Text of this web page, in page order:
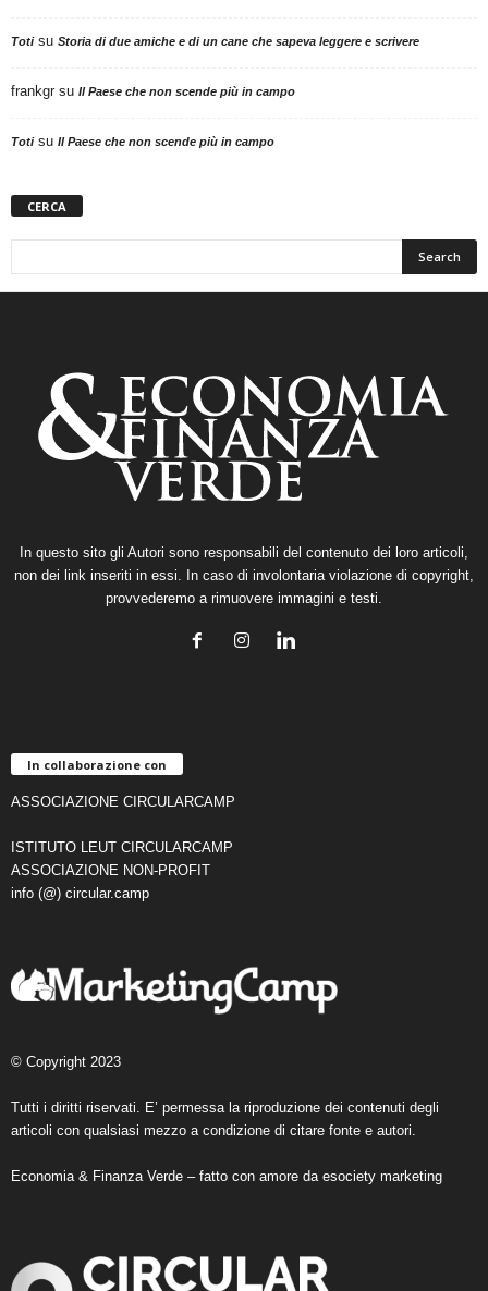
Totisu Storia di due amiche e di un cane che sapeva leggere e scrivere
frankgr su Il Paese che non scende più in campo
Totisu Il Paese che non scende più in campo
CERCA
In questo sito gli Autori sono responsabili del contenuto dei loro articoli,
non dei link inseriti in essi. In caso di involontaria violazione di copyright,
provvederemo a rimuovere immagini e testi.
In collaborazione con
ASSOCIAZIONE CIRCULARCAMP
ISTITUTO LEUT CIRCULARCAMP
ASSOCIAZIONE NON-PROFIT
info (@) circular.camp
© Copyright 2023
Tutti i diritti riservati. E’ permessa la riproduzione dei contenuti degli
articoli con qualsiasi mezzo a condizione di citare fonte e autori.
Economia & Finanza Verde – fatto con amore da esociety marketing